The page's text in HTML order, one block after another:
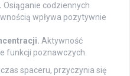
Osiąganie codziennych
wpływa pozytywnie
Aktywność
funkcji poznawczych.
spaceru, przyczynia się